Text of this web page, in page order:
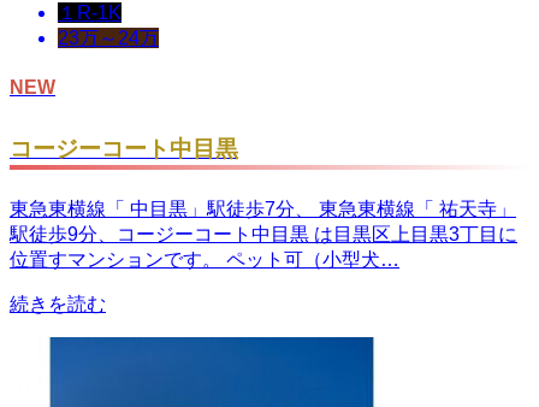
１R-1K
23万～24万
NEW
コージーコート中目黒
東急東横線「 中目黒」駅徒歩7分、 東急東横線「 祐天寺」
駅徒歩9分、コージーコート中目黒 は目黒区上目黒3丁目に
位置すマンションです。 ペット可（小型犬…
続きを読む